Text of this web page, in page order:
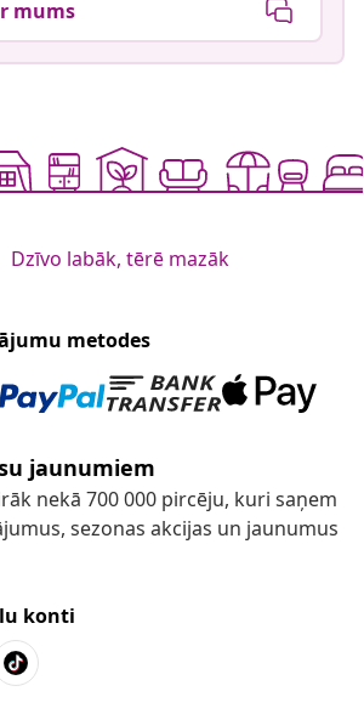
mums
Dzīvo labāk, tērē mazāk
metodes
jaunumiem
nekā 700 000 pircēju, kuri saņem
sezonas akcijas un jaunumus
konti